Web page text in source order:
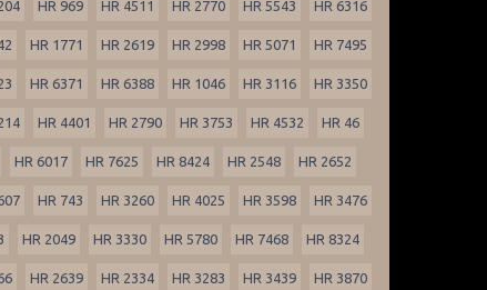
HR 969 HR 4511 HR 2770 HR 5543 HR 6316
HR 1771 HR 2619 HR 2998 HR 5071 HR 7495
HR 6371 HR 6388 HR 1046 HR 3116 HR 3350
HR 4401 HR 2790 HR 3753 HR 4532 HR 46
HR 6017 HR 7625 HR 8424 HR 2548 HR 2652
HR 743 HR 3260 HR 4025 HR 3598 HR 3476
HR 2049 HR 3330 HR 5780 HR 7468 HR 8324
HR 2639 HR 2334 HR 3283 HR 3439 HR 3870